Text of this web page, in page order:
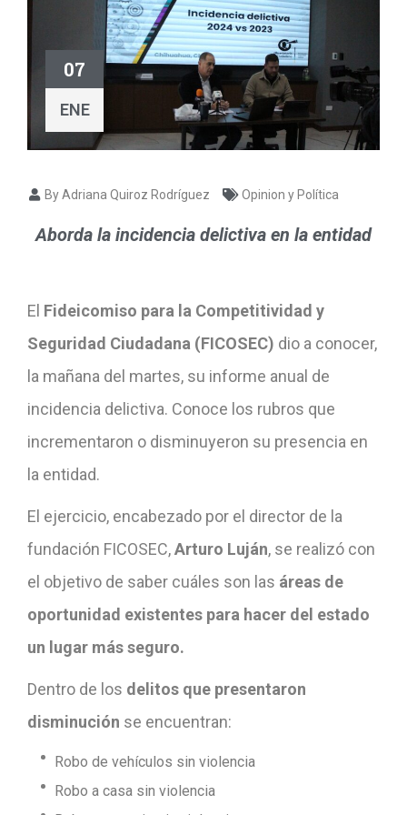
07
ENE
By Adriana Quiroz Rodríguez Opinion y Política
Aborda la incidencia delictiva en la entidad
El Fideicomiso para la Competitividad y
Seguridad Ciudadana (FICOSEC) dio a conocer,
la mañana del martes, su informe anual de
incidencia delictiva. Conoce los rubros que
incrementaron o disminuyeron su presencia en
la entidad.
El ejercicio, encabezado por el director de la
fundación FICOSEC,Arturo Luján, se realizó con
el objetivo de saber cuáles son las áreas de
oportunidad existentes para hacer del estado
un lugar más seguro.
Dentro de los delitos que presentaron
disminución se encuentran:
Robo de vehículos sin violencia
Robo a casa sin violencia